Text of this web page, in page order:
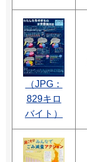
（JPG：
829キロ
バイト）